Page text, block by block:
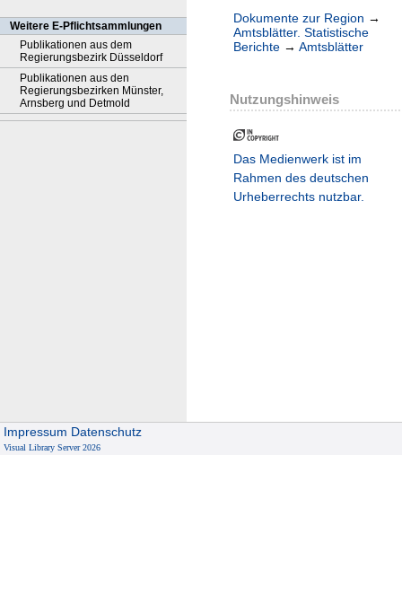
Weitere E-Pflichtsammlungen
Publikationen aus dem
Regierungsbezirk Düsseldorf
Publikationen aus den
Regierungsbezirken Münster,
Arnsberg und Detmold
Dokumente zur Region →
Amtsblätter. Statistische
Berichte → Amtsblätter
Nutzungshinweis
Das Medienwerk ist im
Rahmen des deutschen
Urheberrechts nutzbar.
Impressum Datenschutz
Visual Library Server 2026